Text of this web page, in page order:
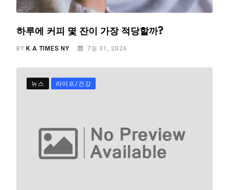
하루에 커피 몇 잔이 가장 적당할까?
BYK.A TIMES NY 7월 31, 2026
뉴스 라이프/건강